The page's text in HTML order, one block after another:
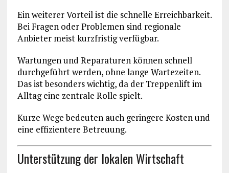
Ein weiterer Vorteil ist die schnelle Erreichbarkeit.
Bei Fragen oder Problemen sind regionale
Anbieter meist kurzfristig verfügbar.
Wartungen und Reparaturen können schnell
durchgeführt werden, ohne lange Wartezeiten.
Das ist besonders wichtig, da der Treppenlift im
Alltag eine zentrale Rolle spielt.
Kurze Wege bedeuten auch geringere Kosten und
eine effizientere Betreuung.
Unterstützung der lokalen Wirtschaft